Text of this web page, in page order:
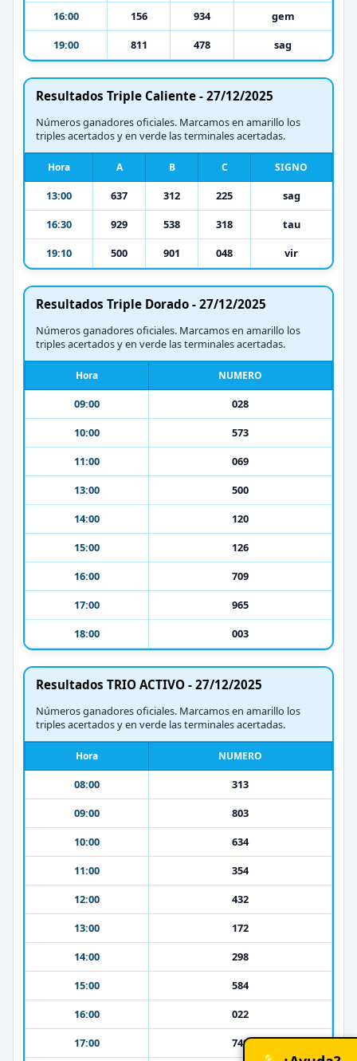
16:00
156 934
gem
19:00
811 478 sag
Resultados Triple Caliente - 27/12/2025
Números ganadores oficiales. Marcamos en amarillo los
triples acertados y en verde las terminales acertadas.
Hora A B C SIGNO
13:00 637 312 225
sag
16:30
929 538 318
tau
19:10
500 901 048 vir
Resultados Triple Dorado - 27/12/2025
Números ganadores oficiales. Marcamos en amarillo los
triples acertados y en verde las terminales acertadas.
Hora NUMERO
09:00
028
10:00
573
11:00
069
13:00
500
14:00
120
15:00
126
16:00
709
17:00
965
18:00
003
Resultados TRIO ACTIVO - 27/12/2025
Números ganadores oficiales. Marcamos en amarillo los
triples acertados y en verde las terminales acertadas.
Hora NUMERO
08:00
313
09:00
803
10:00
634
11:00
354
12:00
432
13:00
172
14:00
298
15:00
584
16:00
022
17:00
749